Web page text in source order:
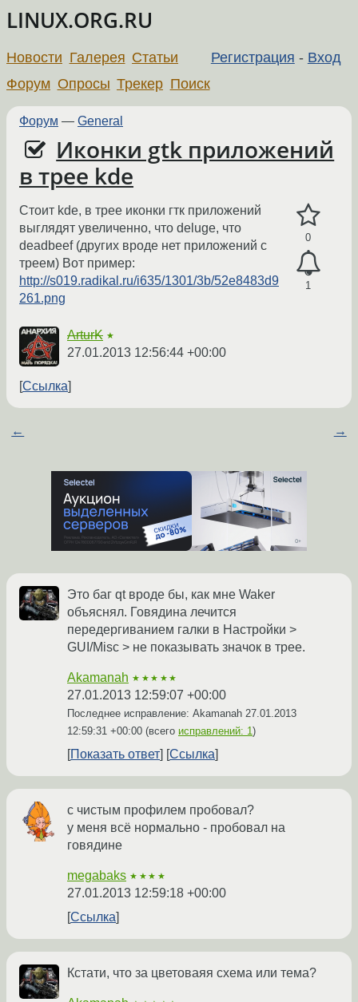
LINUX.ORG.RU
Регистрация - Вход
Новости Галерея Статьи
Форум Опросы Трекер Поиск
Форум — General
Иконки gtk приложений
в трее kde
0
1
Стоит kde, в трее иконки гтк приложений
выглядят увеличенно, что deluge, что
deadbeef (других вроде нет приложений с
треем) Вот пример:
http://s019.radikal.ru/i635/1301/3b/52e8483d9
261.png
ArturK ★
27.01.2013 12:56:44 +00:00
Ссылка
← →
Это баг qt вроде бы, как мне Waker
объяснял. Говядина лечится
передергиванием галки в Настройки >
GUI/Misc > не показывать значок в трее.
Akamanah ★★★★★
27.01.2013 12:59:07 +00:00
Последнее исправление: Akamanah 27.01.2013
12:59:31 +00:00 (всего исправлений: 1)
Показать ответ Ссылка
с чистым профилем пробовал?
у меня всё нормально - пробовал на
говядине
megabaks ★★★★
27.01.2013 12:59:18 +00:00
Ссылка
Кстати, что за цветоваяя схема или тема?